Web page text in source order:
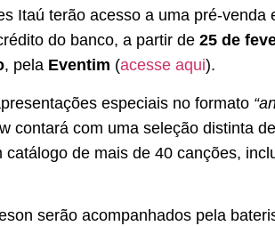
Itaú terão acesso a uma pré-
do banco, a partir de 25 de
, pela Eventim (acesse aqui).
especiais no formato
contará com uma seleção distinta
de mais de 40 canções,
serão acompanhados pela